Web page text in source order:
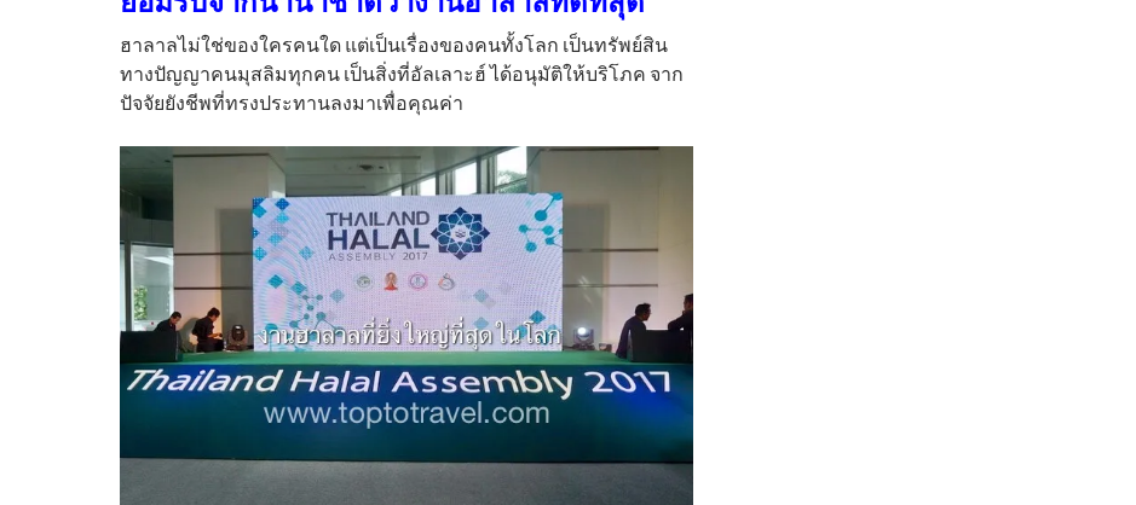
ฮาลาลไม่ใช่ของใครคนใด แต่เป็นเรื่องของคนทั้งโลก เป็นทรัพย์สิน
ทางปัญญาคนมุสลิมทุกคน เป็นสิ่งที่อัลเลาะฮ์ ได้อนุมัติให้บริโภค จาก
ปัจจัยยังชีพที่ทรงประทานลงมาเพื่อคุณค่า